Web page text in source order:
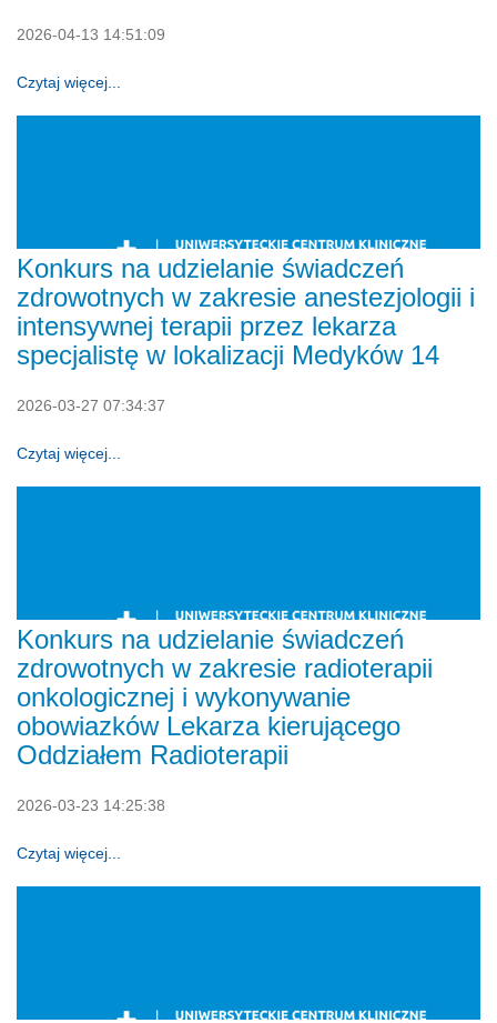
2026-04-13 14:51:09
Czytaj więcej...
Konkurs na udzielanie świadczeń
zdrowotnych w zakresie anestezjologii i
intensywnej terapii przez lekarza
specjalistę w lokalizacji Medyków 14
2026-03-27 07:34:37
Czytaj więcej...
Konkurs na udzielanie świadczeń
zdrowotnych w zakresie radioterapii
onkologicznej i wykonywanie
obowiazków Lekarza kierującego
Oddziałem Radioterapii
2026-03-23 14:25:38
Czytaj więcej...